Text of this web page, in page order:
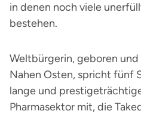
in denen noch viele
bestehen.
Weltbürgerin, geboren
Nahen Osten, spricht fünf
lange und
Pharmasektor mit, die